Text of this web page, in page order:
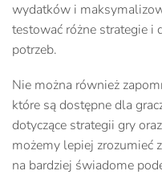
wydatków i
testować różne strategie i
potrzeb.
Nie można również
które są dostępne dla
dotyczące strategii gry
możemy lepiej zrozumieć
na bardziej świadome